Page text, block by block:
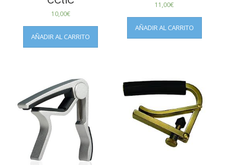
10,00€
AÑADIR AL CARRITO
11,00€
AÑADIR AL CARRITO